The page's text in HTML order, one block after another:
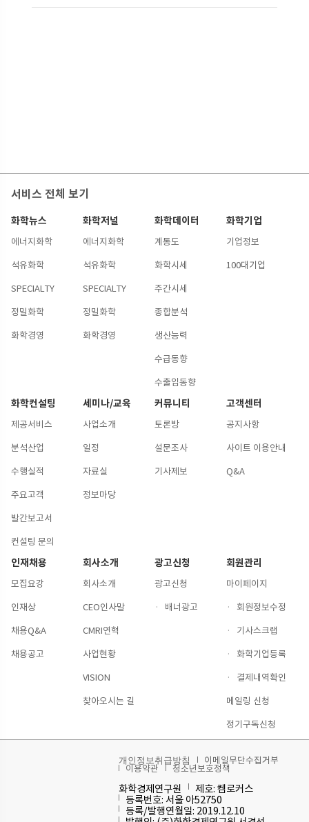
서비스 전체 보기
화학뉴스
에너지화학
석유화학
SPECIALTY
정밀화학
화학경영
화학저널
에너지화학
석유화학
SPECIALTY
정밀화학
화학경영
화학데이터
계통도
화학시세
주간시세
종합분석
생산능력
수급동향
수출입동향
화학기업
기업정보
100대기업
화학컨설팅
제공서비스
분석산업
수행실적
주요고객
발간보고서
컨설팅 문의
세미나/교육
사업소개
일정
자료실
정보마당
커뮤니티
토론방
설문조사
기사제보
고객센터
공지사항
사이트 이용안내
Q&A
인재채용
모집요강
인재상
채용Q&A
채용공고
회사소개
회사소개
CEO인사말
CMRI연혁
사업현황
VISION
찾아오시는 길
광고신청
광고신청
·
배너광고
회원관리
마이페이지
·
회원정보수정
·
기사스크랩
·
화학기업등록
·
결제내역확인
메일링 신청
정기구독신청
개인정보취급방침 이메일무단수집거부
이용약관 청소년보호정책
화학경제연구원
제호: 켐로커스
등록번호: 서울 아52750
등록/발행연월일: 2019.12.10